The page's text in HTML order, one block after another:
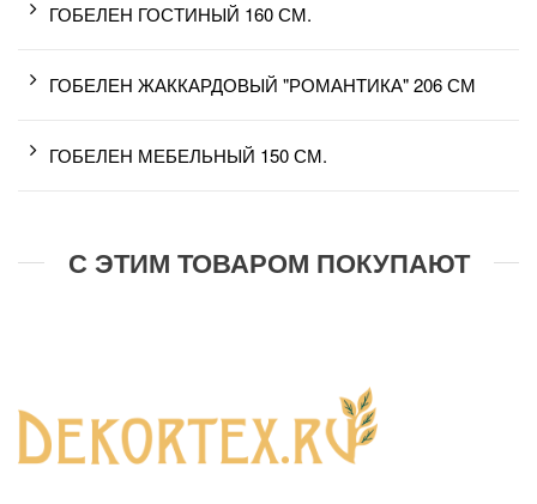
ГОБЕЛЕН ГОСТИНЫЙ 160 СМ.
ГОБЕЛЕН ЖАККАРДОВЫЙ "РОМАНТИКА" 206 СМ
ГОБЕЛЕН МЕБЕЛЬНЫЙ 150 СМ.
С ЭТИМ ТОВАРОМ ПОКУПАЮТ